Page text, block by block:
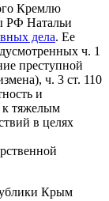
Кремлю
РФ Натальи
дела. Ее
ч. 1
преступной
ч. 3 ст. 110
и
к тяжелым
в целях
Крым